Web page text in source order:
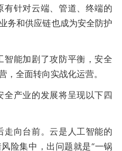
针对云端、管道、终端的
务和供应链也成为安全防护
能加剧了攻防平衡，安全
，全面转向实战化运营。
产业的发展将呈现以下四
向台前。云是人工智能的
险集中，出问题就是“一锅